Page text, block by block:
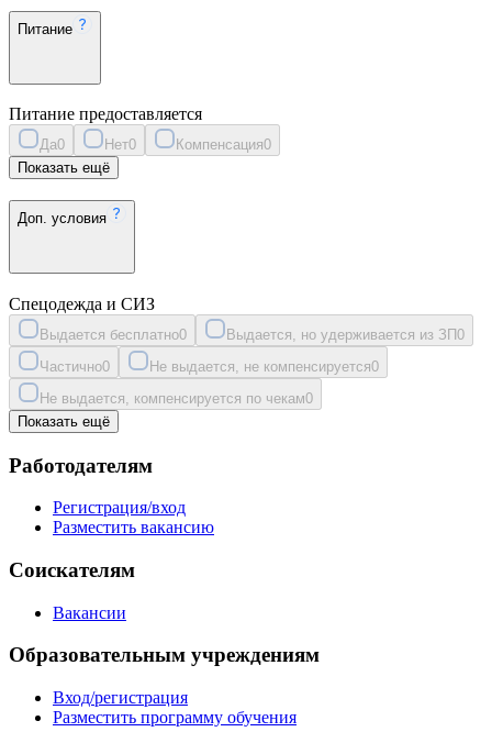
Питание
Питание предоставляется
Да0 Нет0 Компенсация0
Показать ещё
Доп. условия
Спецодежда и СИЗ
Выдается бесплатно0 Выдается, но удерживается из ЗП0
Частично0 Не выдается, не компенсируется0
Не выдается, компенсируется по чекам0
Показать ещё
Работодателям
Регистрация/вход
Разместить вакансию
Соискателям
Вакансии
Образовательным учреждениям
Вход/регистрация
Разместить программу обучения